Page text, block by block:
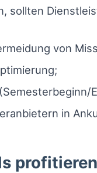
sollten
von
in
profitieren